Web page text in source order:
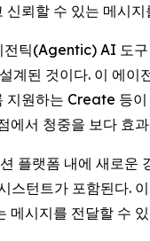
뢰할 수 있는 메시
틱(Agentic) AI 도
계된 것이다. 이 에
지원하는 Create 등
서 청중을 보다 효
플랫폼 내에 새로운
스턴트가 포함된다.
메시지를 전달할 수